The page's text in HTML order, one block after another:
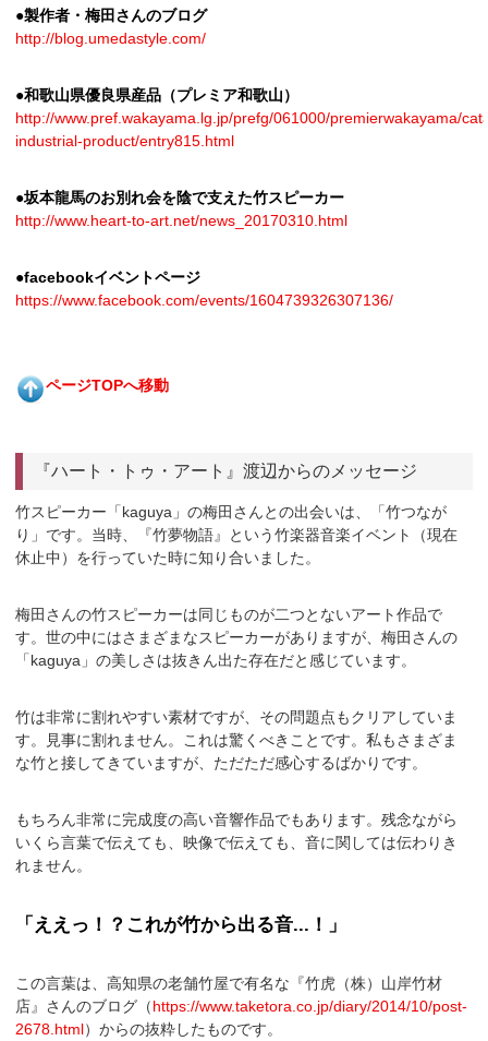
●製作者・梅田さんのブログ
http://blog.umedastyle.com/
●和歌山県優良県産品（プレミア和歌山）
http://www.pref.wakayama.lg.jp/prefg/061000/premierwakayama/
industrial-product/entry815.html
●坂本龍馬のお別れ会を陰で支えた竹スピーカー
http://www.heart-to-art.net/news_20170310.html
●facebookイベントページ
https://www.facebook.com/events/1604739326307136/
ページTOPへ移動
『ハート・トゥ・アート』渡辺からのメッセージ
竹スピーカー「kaguya」の梅田さんとの出会いは、「竹つなが
り」です。当時、『竹夢物語』という竹楽器音楽イベント（現在
休止中）を行っていた時に知り合いました。
梅田さんの竹スピーカーは同じものが二つとないアート作品で
す。世の中にはさまざまなスピーカーがありますが、梅田さんの
「kaguya」の美しさは抜きん出た存在だと感じています。
竹は非常に割れやすい素材ですが、その問題点もクリアしていま
す。見事に割れません。これは驚くべきことです。私もさまざま
な竹と接してきていますが、ただただ感心するばかりです。
もちろん非常に完成度の高い音響作品でもあります。残念ながら
いくら言葉で伝えても、映像で伝えても、音に関しては伝わりき
れません。
「ええっ！？これが竹から出る音...！」
この言葉は、高知県の老舗竹屋で有名な『竹虎（株）山岸竹材
店』さんのブログ（https://www.taketora.co.jp/diary/2014/10/post-
2678.html）からの抜粋したものです。